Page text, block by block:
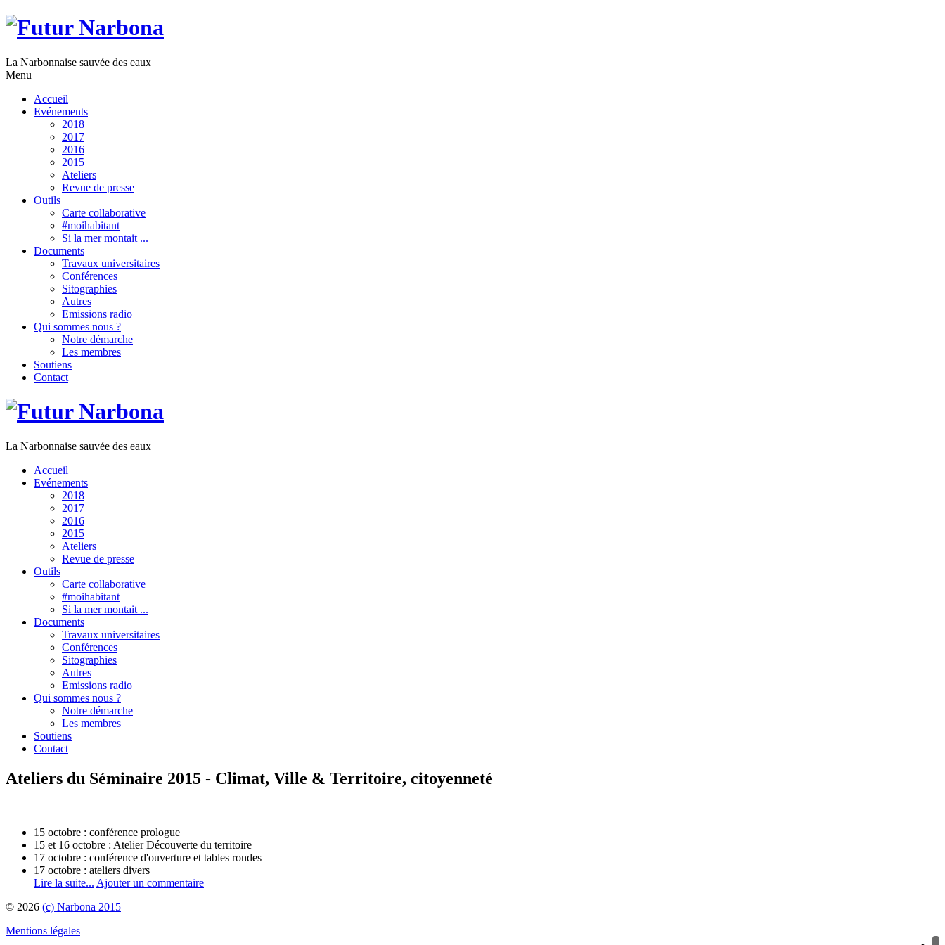
La Narbonnaise sauvée des eaux
Menu
Accueil
Evénements
2018
2017
2016
2015
Ateliers
Revue de presse
Outils
Carte collaborative
#moihabitant
Si la mer montait ...
Documents
Travaux universitaires
Conférences
Sitographies
Autres
Emissions radio
Qui sommes nous ?
Notre démarche
Les membres
Soutiens
Contact
La Narbonnaise sauvée des eaux
Accueil
Evénements
2018
2017
2016
2015
Ateliers
Revue de presse
Outils
Carte collaborative
#moihabitant
Si la mer montait ...
Documents
Travaux universitaires
Conférences
Sitographies
Autres
Emissions radio
Qui sommes nous ?
Notre démarche
Les membres
Soutiens
Contact
Ateliers du Séminaire 2015 - Climat, Ville & Territoire, citoyenneté
15 octobre : conférence prologue
15 et 16 octobre : Atelier Découverte du territoire
17 octobre : conférence d'ouverture et tables rondes
17 octobre : ateliers divers
Lire la suite... Ajouter un commentaire
© 2026 (c) Narbona 2015
Mentions légales